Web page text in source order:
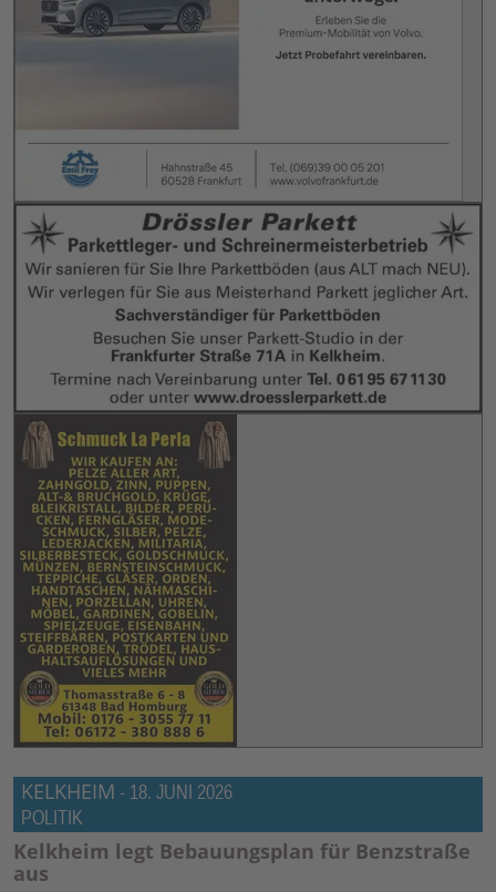
KELKHEIM - 18. JUNI 2026
POLITIK
Kelkheim legt Bebauungsplan für Benzstraße
aus